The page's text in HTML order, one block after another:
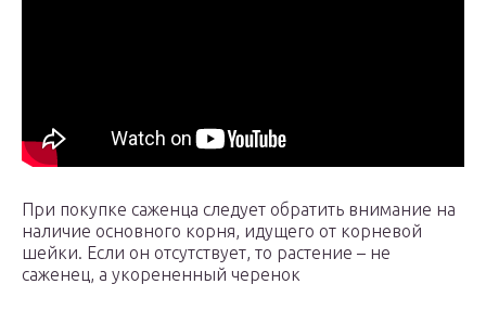
При покупке саженца следует обратить внимание на
наличие основного корня, идущего от корневой
шейки. Если он отсутствует, то растение – не
саженец, а укорененный черенок